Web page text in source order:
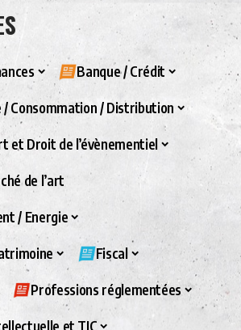
Banque / Crédit
/ Consommation / Distribution
et Droit de l’évènementiel
de l’art
/ Energie
Fiscal
Professions réglementées
et TIC